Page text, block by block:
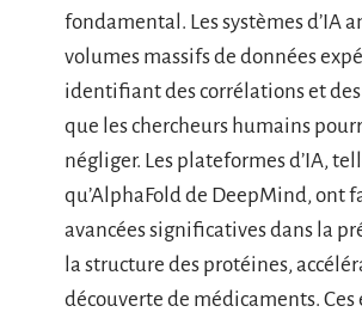
fondamental. Les systèmes d’IA
volumes massifs de données
identifiant des corrélations et
que les chercheurs humains
négliger. Les plateformes d’IA,
qu’AlphaFold de DeepMind, ont
avancées significatives dans la
la structure des protéines,
découverte de médicaments. Ces